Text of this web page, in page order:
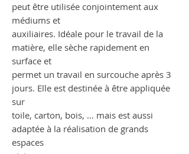
peut être utilisée conjointement aux
médiums et
auxiliaires. Idéale pour le travail de la
matière, elle sèche rapidement en
surface et
permet un travail en surcouche après 3
jours. Elle est destinée à être appliquée
sur
toile, carton, bois, … mais est aussi
adaptée à la réalisation de grands
espaces